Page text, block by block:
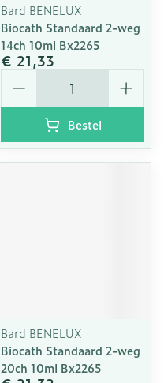
Bard BENELUX
Biocath Standaard 2-weg
14ch 10ml Bx2265
€ 21,33
Aantal
Bestel
Bard BENELUX
Biocath Standaard 2-weg
20ch 10ml Bx2265